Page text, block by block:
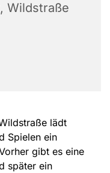
Wildstraße
lädt
Spielen ein
gibt es eine
später ein